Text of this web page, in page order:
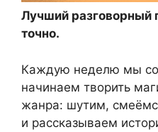
Лучший разговорный
точно.
Каждую неделю мы
начинаем творить
жанра: шутим,
и рассказываем